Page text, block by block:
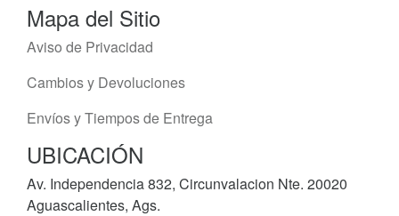
Mapa del Sitio
Aviso de Privacidad
Cambios y Devoluciones
Envíos y Tiempos de Entrega
UBICACIÓN
Av. Independencia 832, Circunvalacion Nte. 20020
Aguascalientes, Ags.